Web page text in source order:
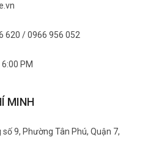
620 / 0966 956 052
PM
MINH
9, Phường Tân Phú, Quận 7,